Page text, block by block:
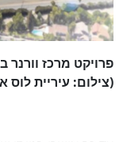
פרויקט מרכז וורנר
(צילום: עיריית לוס